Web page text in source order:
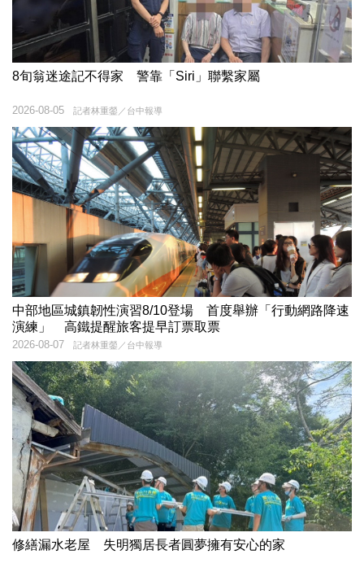
8旬翁迷途記不得家 警靠「Siri」聯繫家屬
記者林重鎣／台中報導
2026-08-05
中部地區城鎮韌性演習8/10登場 首度舉辦「行動網路降速
演練」 高鐵提醒旅客提早訂票取票
記者林重鎣／台中報導
2026-08-07
修繕漏水老屋 失明獨居長者圓夢擁有安心的家